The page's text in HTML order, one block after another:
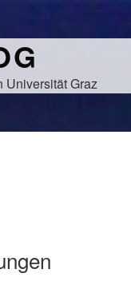
Universität Graz